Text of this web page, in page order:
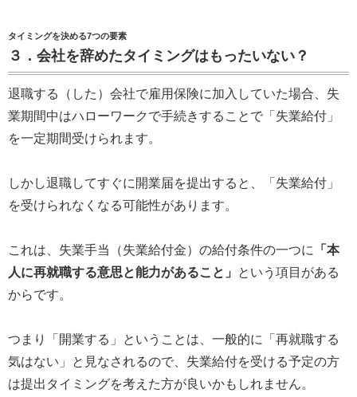
タイミングを決める7つの要素
３．会社を辞めたタイミングはもったいない？
退職する（した）会社で雇用保険に加入していた場合、失
業期間中はハローワークで手続きすることで「失業給付」
を一定期間受けられます。
しかし退職してすぐに開業届を提出すると、「失業給付」
を受けられなくなる可能性があります。
これは、失業手当（失業給付金）の給付条件の一つに
「本
人に再就職する意思と能力があること」
という項目がある
からです。
つまり「開業する」ということは、一般的に「再就職する
気はない」と見なされるので、失業給付を受ける予定の方
は提出タイミングを考えた方が良いかもしれません。